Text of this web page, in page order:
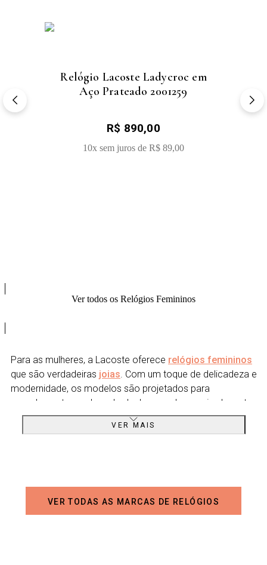
Relógio Lacoste Ladycroc em
Aço Prateado 2001259
Sale Price:
R$ 890,00
10x sem juros de R$ 89,00
COMPRAR
Ver todos os Relógios Femininos
Para as mulheres, a Lacoste oferece relógios femininos
que são verdadeiras joias. Com um toque de delicadeza e
modernidade, os modelos são projetados para
complementar qualquer look, do casual ao mais elegante.
O Lacoste Moon, com seu design minimalista e elegante, e o
Experimente a qualidade, irreverência e versatilidade dos
relógios Lacoste disponíveis na Vivara.
VER MAIS
VER TODAS AS MARCAS DE RELÓGIOS